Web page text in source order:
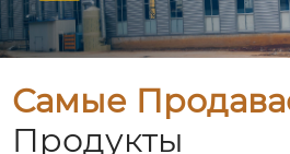
Самые
Продукты